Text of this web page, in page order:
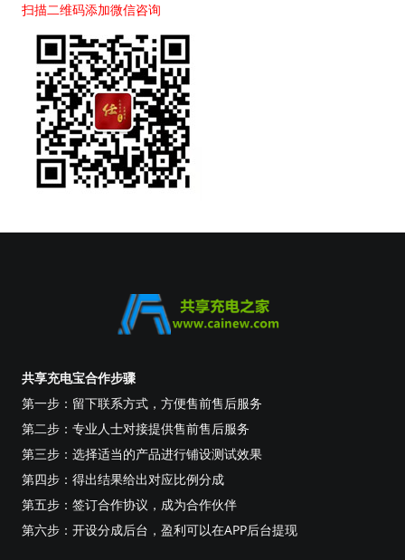
扫描二维码添加微信咨询
共享充电宝合作步骤
第一步：留下联系方式，方便售前售后服务
第二步：专业人士对接提供售前售后服务
第三步：选择适当的产品进行铺设测试效果
第四步：得出结果给出对应比例分成
第五步：签订合作协议，成为合作伙伴
第六步：开设分成后台，盈利可以在APP后台提现